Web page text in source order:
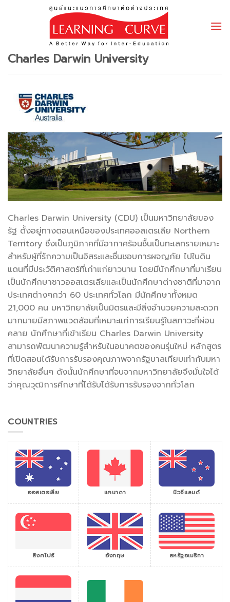
Charles Darwin University
Charles Darwin University (CDU) เป็นมหาวิทยาลัยของ
รัฐ ตั้งอยู่ทางตอนเหนือของประเทศออสเตรเลีย Northern
Territory ซึ่งเป็นภูมิภาคที่มีอากาศร้อนชื้นเป็นทะเลทรายเหมาะ
สำหรับผู้ที่รักความเป็นอิสระและชื่นชอบการผจญภัย ไปในดิน
แดนที่มีประวัติศาสตร์ที่เก่าแก่ยาวนาน โดยมีนักศึกษาที่มาเรียน
เป็นนักศึกษาชาวออสเตรเลียและเป็นนักศึกษาต่างชาติที่มาจาก
ประเทศต่างๆกว่า 60 ประเทศทั่วโลก มีนักศึกษาทั้งหมด
21,000 คน มหาวิทยาลัยเป็นมิตรและมีสิ่งอำนวยความสะดวก
มากมายมีสภาพแวดล้อมที่เหมาะแก่การเรียนรู้ในสภาวะที่ผ่อน
คลาย นักศึกษาที่เข้าเรียน Charles Darwin University
สามารถพัฒนาความรู้สำหรับในอนาคตของคนรุ่นใหม่ หลักสูตร
ที่เปิดสอนได้รับการรับรองคุณภาพจากรัฐบาลเทียบเท่ากับมหา
วิทยาลัยอื่นๆ ดังนั้นนักศึกษาที่จบจากมหาวิทยาลัยจึงมั่นใจได้
ว่าคุณวุฒิการศึกษาที่ได้รับได้รับการรับรองจากทั่วโลก
COUNTRIES
ออสเตรเลีย แคนาดา นิวซีแลนด์
สิงคโปร์ อังกฤษ สหรัฐอเมริกา